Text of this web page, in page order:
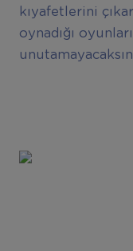
kıyafetlerini
oynadığı